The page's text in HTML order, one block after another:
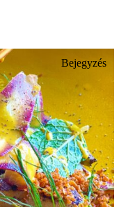
Bejegyzés